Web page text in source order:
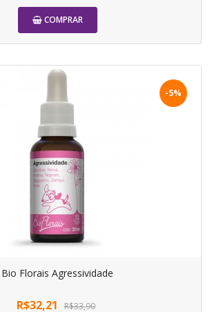
COMPRAR
-5%
Bio Florais Agressividade
R$32,21 R$33,90